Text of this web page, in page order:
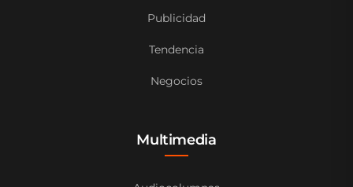
Publicidad
Tendencia
Negocios
Multimedia